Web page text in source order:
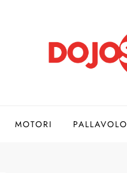
MOTORI PALLAVOLO